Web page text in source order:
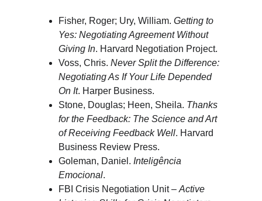
Fisher, Roger; Ury, William. Getting to
Yes: Negotiating Agreement Without
Giving In. Harvard Negotiation Project.
Voss, Chris. Never Split the Difference:
Negotiating As If Your Life Depended
On It. Harper Business.
Stone, Douglas; Heen, Sheila. Thanks
for the Feedback: The Science and Art
of Receiving Feedback Well. Harvard
Business Review Press.
Goleman, Daniel. Inteligência
Emocional.
FBI Crisis Negotiation Unit – Active